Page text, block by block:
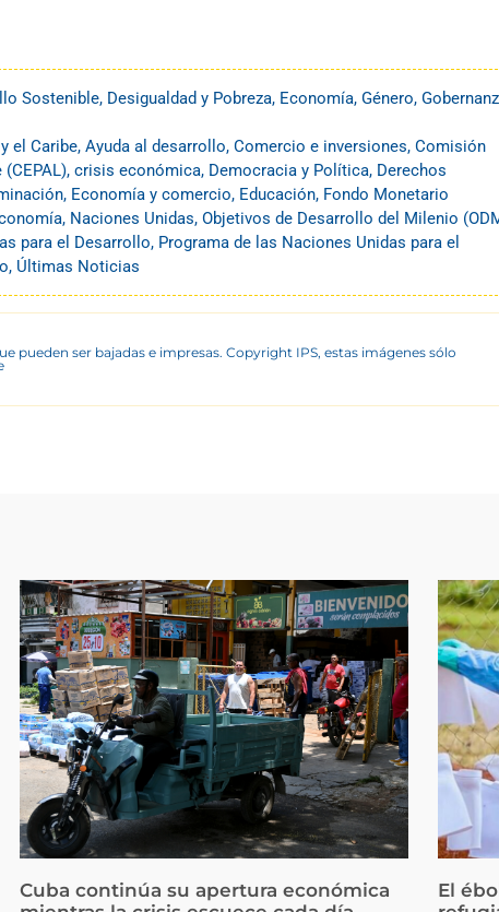
Sostenible, Desigualdad y Pobreza, Economía, Género,
el Caribe, Ayuda al desarrollo, Comercio e inversiones, Comisión
, crisis económica, Democracia y Política, Derechos
, Economía y comercio, Educación, Fondo Monetario
, Naciones Unidas, Objetivos de Desarrollo del Milenio
para el Desarrollo, Programa de las Naciones Unidas para el
, Últimas Noticias
pueden ser bajadas e impresas. Copyright IPS, estas imágenes sólo
Cuba continúa su apertura económica
El